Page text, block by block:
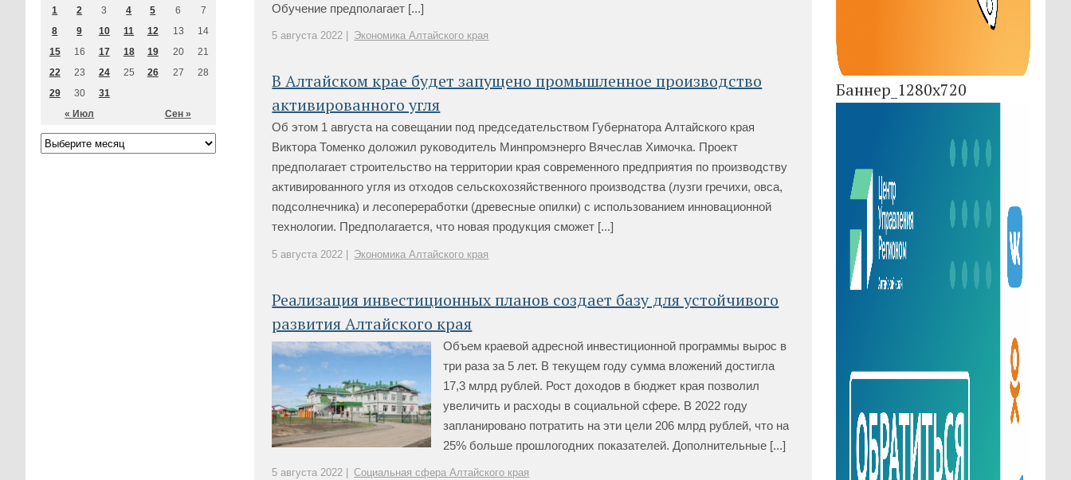
Баннер_1280x720
Обучение предполагает [...]
5 августа 2022 | Экономика Алтайского края
В Алтайском крае будет запущено промышленное производство
активированного угля
Об этом 1 августа на совещании под председательством Губернатора Алтайского края
Виктора Томенко доложил руководитель Минпромэнерго Вячеслав Химочка. Проект
предполагает строительство на территории края современного предприятия по производству
активированного угля из отходов сельскохозяйственного производства (лузги гречихи, овса,
подсолнечника) и лесопереработки (древесные опилки) с использованием инновационной
технологии. Предполагается, что новая продукция сможет [...]
5 августа 2022 | Экономика Алтайского края
Реализация инвестиционных планов создает базу для устойчивого
развития Алтайского края
Объем краевой адресной инвестиционной программы вырос в
три раза за 5 лет. В текущем году сумма вложений достигла
17,3 млрд рублей. Рост доходов в бюджет края позволил
увеличить и расходы в социальной сфере. В 2022 году
запланировано потратить на эти цели 206 млрд рублей, что на
25% больше прошлогодних показателей. Дополнительные [...]
5 августа 2022 | Социальная сфера Алтайского края
« Июл Сен »
1 2 3 4 5 6
7
8
9 10 11 12 13
14
15
16 17 18 19 20
21
22
23 24 25 26 27
28
29
30 31